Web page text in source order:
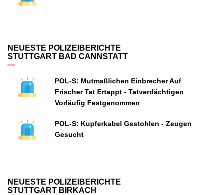
NEUESTE POLIZEIBERICHTE
STUTTGART BAD CANNSTATT
POL-S: Mutmaßlichen Einbrecher Auf
Frischer Tat Ertappt - Tatverdächtigen
Vorläufig Festgenommen
POL-S: Kupferkabel Gestohlen - Zeugen
Gesucht
NEUESTE POLIZEIBERICHTE
STUTTGART BIRKACH